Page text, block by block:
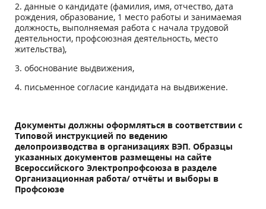
2. данные о кандидате (фамилия, имя, отчество, дата
рождения, образование, 1 место работы и занимаемая
должность, выполняемая работа с начала трудовой
деятельности, профсоюзная деятельность, место
жительства),
3. обоснование выдвижения,
4. письменное согласие кандидата на выдвижение.
Документы должны оформляться в соответствии с
Типовой инструкцией по ведению
делопроизводства в организациях ВЭП. Образцы
указанных документов размещены на сайте
Всероссийского Электропрофсоюза в разделе
Организационная работа/ отчёты и выборы в
Профсоюзе